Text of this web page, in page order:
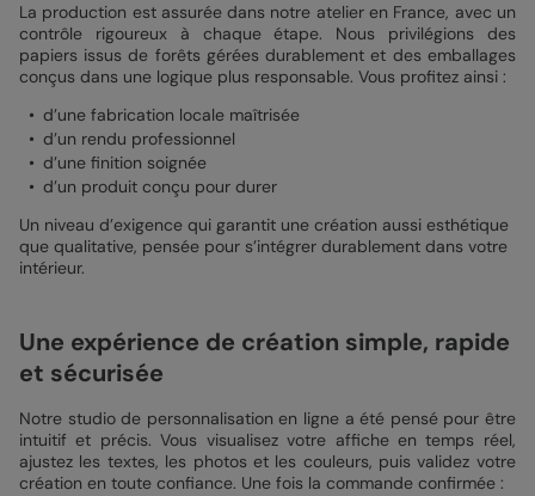
La production est assurée dans notre atelier en France, avec un
contrôle rigoureux à chaque étape. Nous privilégions des
papiers issus de forêts gérées durablement et des emballages
conçus dans une logique plus responsable. Vous profitez ainsi :
d’une fabrication locale maîtrisée
d’un rendu professionnel
d’une finition soignée
d’un produit conçu pour durer
Un niveau d’exigence qui garantit une création aussi esthétique
que qualitative, pensée pour s’intégrer durablement dans votre
intérieur.
Une expérience de création simple, rapide
et sécurisée
Notre studio de personnalisation en ligne a été pensé pour être
intuitif et précis. Vous visualisez votre affiche en temps réel,
ajustez les textes, les photos et les couleurs, puis validez votre
création en toute confiance. Une fois la commande confirmée :